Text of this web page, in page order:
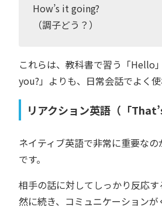
How’s it going?
（調子どう？）
これらは、教科書で習う「Hello
you?」よりも、日常会話でよく使
リアクション英語（「
ネイティブ英語で非常に重要なの
です。
相手の話に対してしっかり反応
然に続き、コミュニケーション